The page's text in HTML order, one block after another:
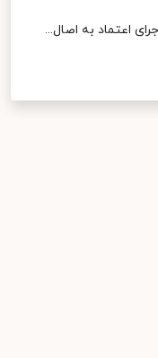
اعتماد به اصال...